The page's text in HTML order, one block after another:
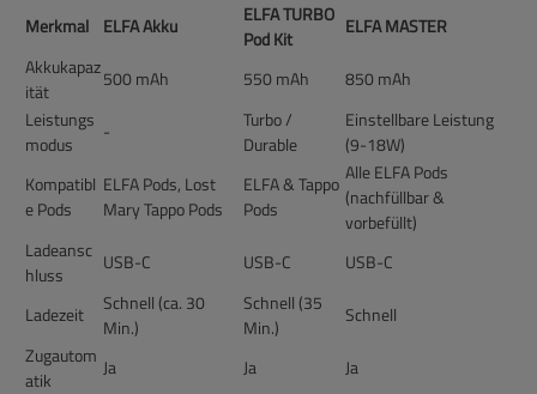
Merkmal ELFA Akku
ELFA TURBO
Pod Kit
ELFA MASTER
Akkukapaz
ität
500 mAh 550 mAh
850 mAh
Leistungs
modus
-
Turbo /
Durable
Einstellbare Leistung
(9-18W)
Kompatibl
e Pods
ELFA Pods, Lost
Mary Tappo Pods
ELFA & Tappo
Pods
Alle ELFA Pods
(nachfüllbar &
vorbefüllt)
Ladeansc
hluss
USB-C USB-C USB-C
Ladezeit
Schnell (ca. 30
Min.)
Schnell (35
Min.)
Schnell
Zugautom
atik
Ja Ja Ja